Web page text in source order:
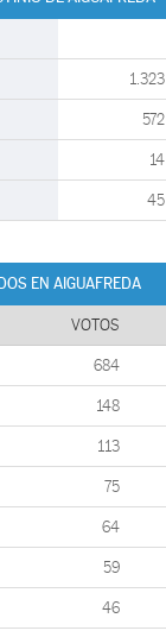
1.323
572
14
45
EN AIGUAFREDA
VOTOS
684
148
113
75
64
59
46